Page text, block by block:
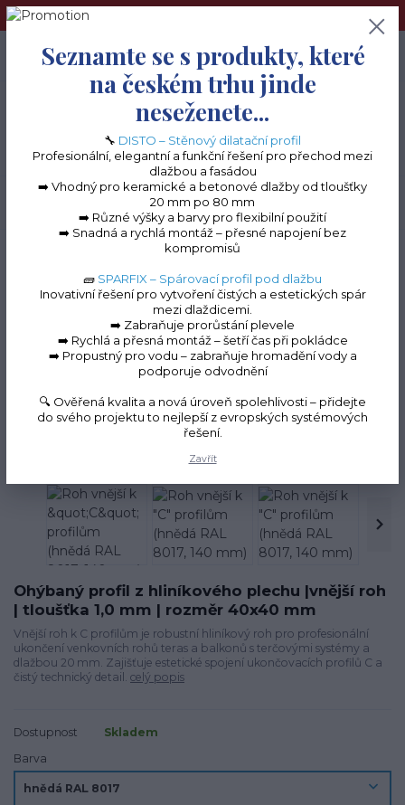
➢Terče pod dlažbu naleznete na e-shopu www.terceshop.cz!➢
+420 605 740 744
0
0 Kč
Terasové profily "C" k terčům
Roh vnější k "C" profilům
(hnědá RAL 8017, 140
mm)
Ohýbaný profil z hliníkového plechu |vnější roh
| tloušťka 1,0 mm | rozměr 40x40 mm
Vnější roh k C profilům je robustní hliníkový roh pro profesionální
ukončení venkovních rohů teras a balkonů s terčovými systémy a
dlažbou 20 mm. Zajišťuje estetické spojení ukončovacích profilů C a
čistý technický detail. celý popis
Dostupnost
Skladem
Barva
Seznamte se s produkty, které
na českém trhu jinde
neseženete...
🔧 DISTO – Stěnový dilatační profil
Profesionální, elegantní a funkční řešení pro přechod mezi
dlažbou a fasádou
➡️ Vhodný pro keramické a betonové dlažby od tloušťky
20 mm po 80 mm
➡️ Různé výšky a barvy pro flexibilní použití
➡️ Snadná a rychlá montáž – přesné napojení bez
kompromisů
🧱 SPARFIX – Spárovací profil pod dlažbu
Inovativní řešení pro vytvoření čistých a estetických spár
mezi dlaždicemi.
➡️ Zabraňuje prorůstání plevele
➡️ Rychlá a přesná montáž – šetří čas při pokládce
➡️ Propustný pro vodu – zabraňuje hromadění vody a
podporuje odvodnění
🔍 Ověřená kvalita a nová úroveň spolehlivosti – přidejte
do svého projektu to nejlepší z evropských systémových
řešení.
Zavřít